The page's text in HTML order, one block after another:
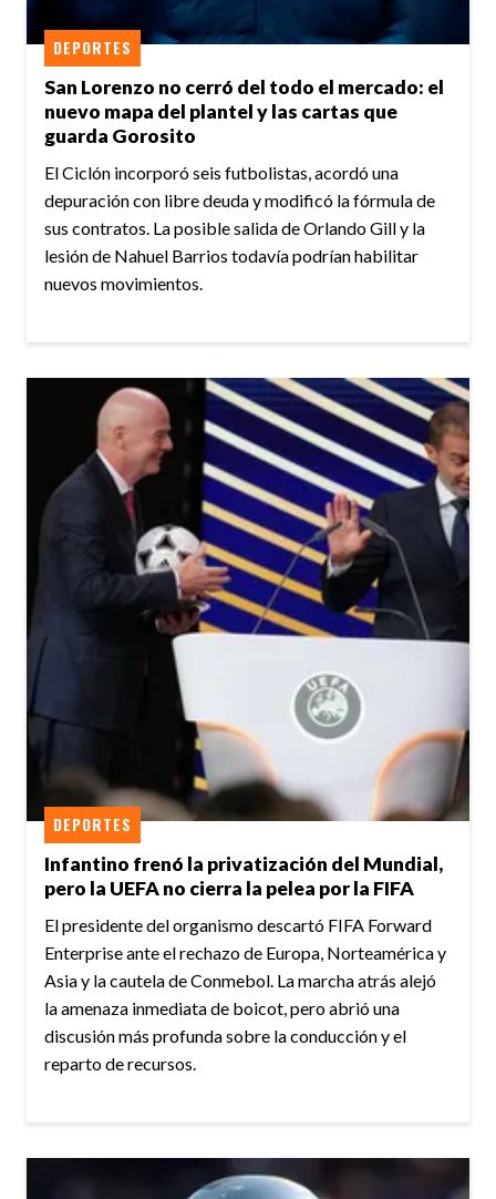
San Lorenzo no cerró del todo el mercado: el
nuevo mapa del plantel y las cartas que
guarda Gorosito
DEPORTES
El Ciclón incorporó seis futbolistas, acordó una
depuración con libre deuda y modificó la fórmula de
sus contratos. La posible salida de Orlando Gill y la
lesión de Nahuel Barrios todavía podrían habilitar
nuevos movimientos.
Infantino frenó la privatización del Mundial,
pero la UEFA no cierra la pelea por la FIFA
DEPORTES
El presidente del organismo descartó FIFA Forward
Enterprise ante el rechazo de Europa, Norteamérica y
Asia y la cautela de Conmebol. La marcha atrás alejó
la amenaza inmediata de boicot, pero abrió una
discusión más profunda sobre la conducción y el
reparto de recursos.